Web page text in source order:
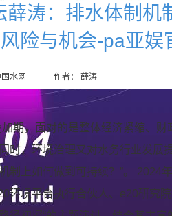
涛：排水体制机
险与机会-pa亚娱
水网 作者： 薛涛
期，面对的是整体经济紧缩、
时，环境治理又对水务行业发展
制上如何做到可持续？”。 2024
环境平台执行合伙人、e20研究